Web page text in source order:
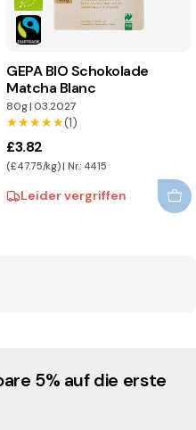
GEPA BIO Schokolade
Matcha Blanc
80g|03.2027
★★★★★
★★★★★(1)
£3.82
(£47.75/kg) | Nr.: 4415
Leider vergriffen
5% auf die erste